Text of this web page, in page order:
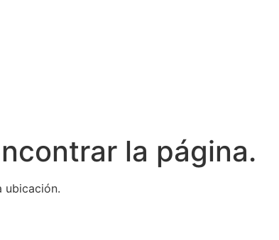
la página.
ubicación.